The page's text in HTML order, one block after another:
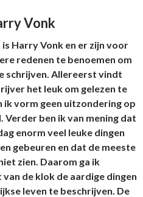
Vonk
is Harry Vonk en er zijn voor
redenen te benoemen om
schrijven. Allereerst vindt
het leuk om gelezen te
ik vorm geen uitzondering op
Verder ben ik van mening dat
enorm veel leuke dingen
gebeuren en dat de meeste
zien. Daarom ga ik
de klok de aardige dingen
leven te beschrijven. De